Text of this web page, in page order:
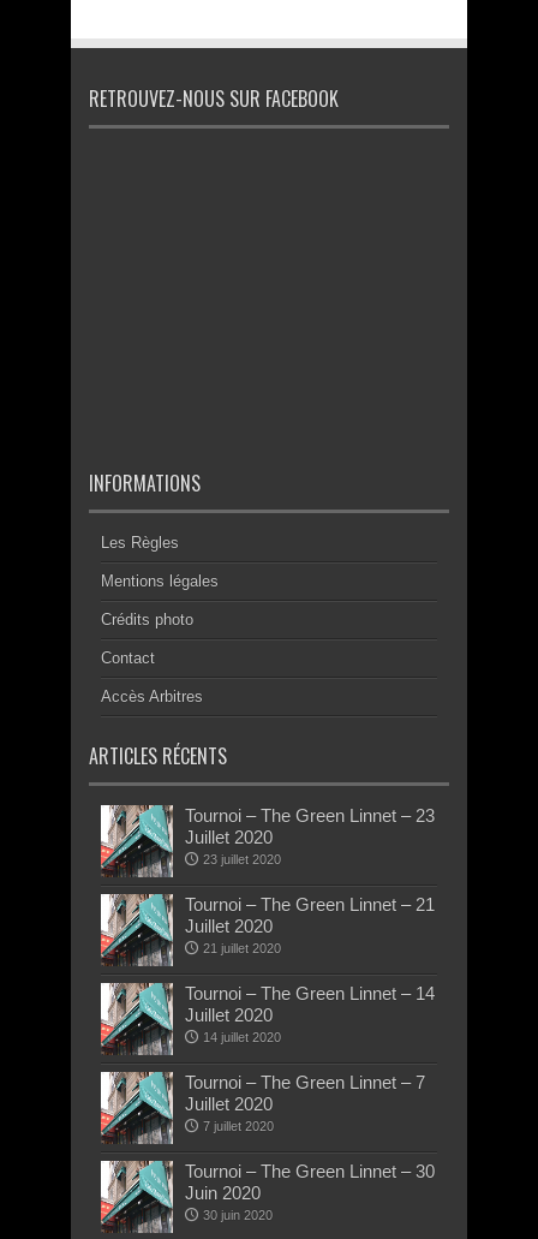
RETROUVEZ-NOUS SUR FACEBOOK
INFORMATIONS
Les Règles
Mentions légales
Crédits photo
Contact
Accès Arbitres
ARTICLES RÉCENTS
Tournoi – The Green Linnet – 23
Juillet 2020
23 juillet 2020
Tournoi – The Green Linnet – 21
Juillet 2020
21 juillet 2020
Tournoi – The Green Linnet – 14
Juillet 2020
14 juillet 2020
Tournoi – The Green Linnet – 7
Juillet 2020
7 juillet 2020
Tournoi – The Green Linnet – 30
Juin 2020
30 juin 2020